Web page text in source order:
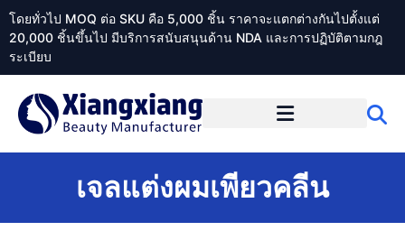
โดยทั่วไป MOQ ต่อ SKU คือ 5,000 ชิ้น ราคาจะแตกต่างกันไปตั้งแต่
20,000 ชิ้นขึ้นไป มีบริการสนับสนุนด้าน NDA และการปฏิบัติตามกฎ
ระเบียบ
เจลแต่งผมเพียวคลีน